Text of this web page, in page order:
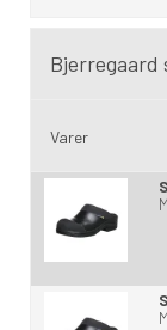
Varer